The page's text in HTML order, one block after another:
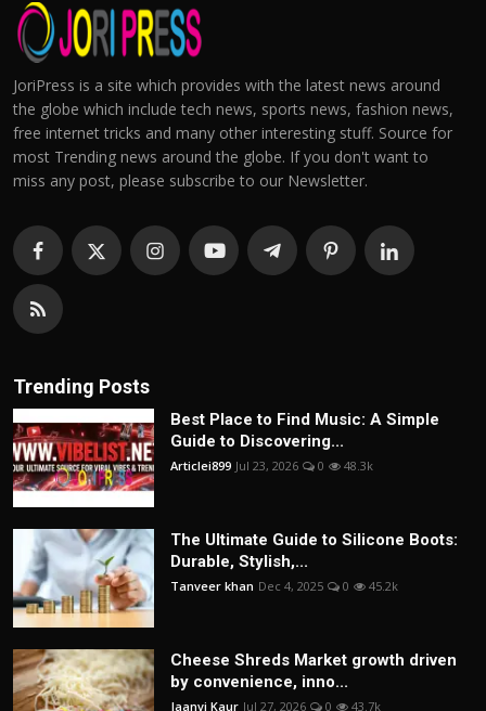
JoriPress is a site which provides with the latest news around
the globe which include tech news, sports news, fashion news,
free internet tricks and many other interesting stuff. Source for
most Trending news around the globe. If you don't want to
miss any post, please subscribe to our Newsletter.
Trending Posts
Best Place to Find Music: A Simple
Guide to Discovering...
Articlei899 Jul 23, 2026 0 48.3k
The Ultimate Guide to Silicone Boots:
Durable, Stylish,...
Tanveer khan Dec 4, 2025 0 45.2k
Cheese Shreds Market growth driven
by convenience, inno...
Jaanvi Kaur Jul 27, 2026 0 43.7k